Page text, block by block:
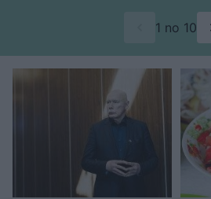
1 no 10